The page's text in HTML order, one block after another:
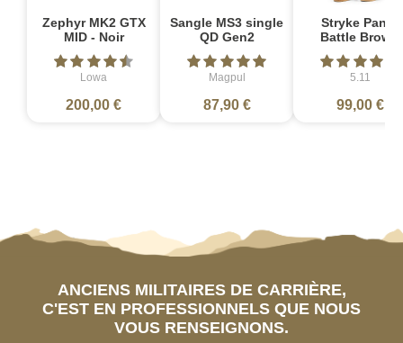
Zephyr MK2 GTX
MID - Noir
Lowa
200,00 €
Sangle MS3 single
QD Gen2
Magpul
87,90 €
Stryke Pant -
Battle Brown
5.11
99,00 €
ANCIENS MILITAIRES DE CARRIÈRE,
C'EST EN PROFESSIONNELS QUE NOUS
VOUS RENSEIGNONS.